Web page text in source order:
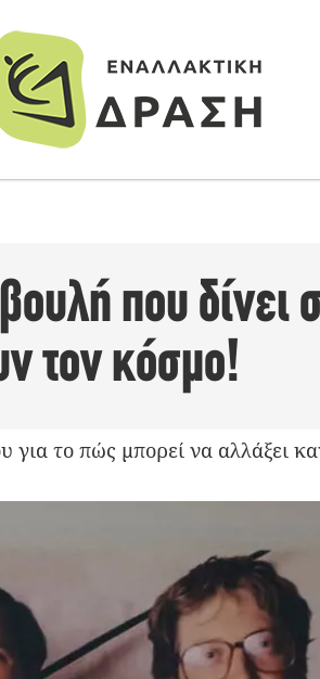
που δίνει
τον κόσμο!
το πώς μπορεί να αλλάξει